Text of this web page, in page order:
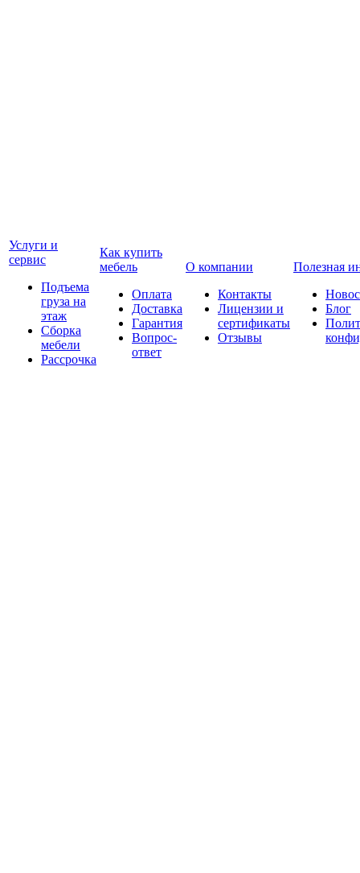
Услуги и
сервис
Подъема
груза на
этаж
Сборка
мебели
Рассрочка
Как купить
мебель
Оплата
Доставка
Гарантия
Вопрос-
ответ
О компании
Контакты
Лицензии и
сертификаты
Отзывы
Полезная
Блог